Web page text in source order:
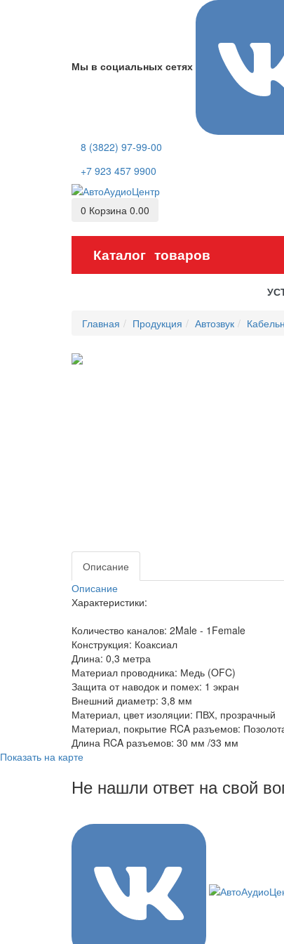
Мы в социальных сетях
8 (3822) 97-99-00
+7 923 457 9900
0 Корзина 0.00
Каталог товаров
Главная Продукция Автозвук
Описание
Описание
Характеристики:
Количество каналов: 2Male - 1Female
Конструкция: Коаксиал
Длина: 0,3 метра
Материал проводника: Медь (OFC)
Защита от наводок и помех: 1 экран
Внешний диаметр: 3,8 мм
Материал, цвет изоляции: ПВХ, прозрачный
Материал, покрытие RCA разъемов:
Длина RCA разъемов: 30 мм /33 мм
Показать на карте
Не нашли ответ на свой